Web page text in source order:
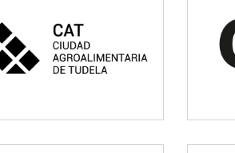
CAT
Vivienda y urbanismo